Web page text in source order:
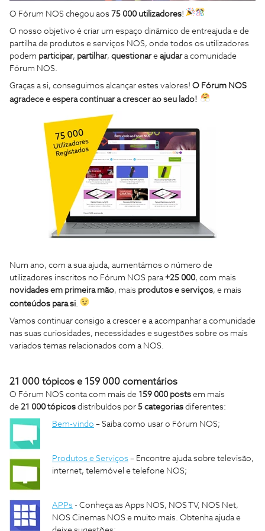
O Fórum NOS chegou aos 75 000 utilizadores!
O nosso objetivo é criar um espaço dinâmico de entreajuda e de
partilha de produtos e serviços NOS, onde todos os utilizadores
podem participar, partilhar, questionare ajudara comunidade
Fórum NOS.
Graças a si, conseguimos alcançar estes valores! O Fórum NOS
agradece e espera continuar a crescer ao seu lado!
Num ano, com a sua ajuda, aumentámos o número de
utilizadores inscritos no Fórum NOS para+25 000, com mais
novidades em primeira mão, mais produtos e serviços, e mais
conteúdos para si.
Vamos continuar consigo a crescer e a acompanhar a comunidade
nas suas curiosidades, necessidades e sugestões sobre os mais
variados temas relacionados com a NOS.
21 000 tópicos e 159 000 comentários
O Fórum NOS conta com mais de 159 000 posts em mais
de 21 000 tópicos distribuídos por 5 categorias diferentes:
Bem-vindo – Saiba como usar o Fórum NOS;
Produtos e Serviços – Encontre ajuda sobre televisão,
internet, telemóvel e telefone NOS;
APPs - Conheça as Apps NOS, NOS TV, NOS Net,
NOS Cinemas NOS e muito mais. Obtenha ajuda e